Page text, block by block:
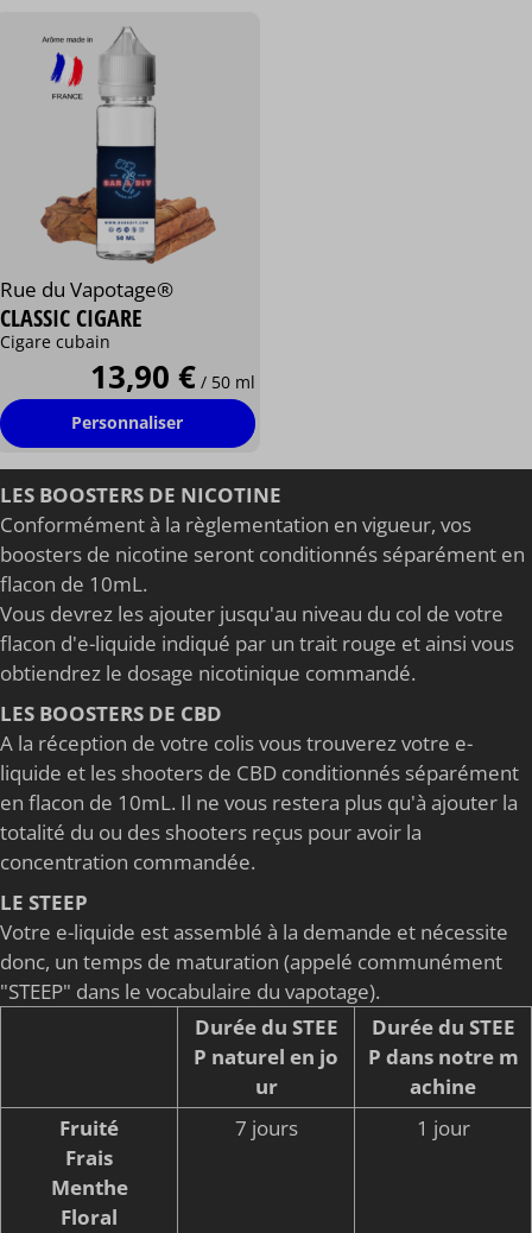
Rue du Vapotage®
CLASSIC CIGARE
Cigare cubain
13,90 € / 50 ml
Personnaliser
LES BOOSTERS DE NICOTINE
Conformément à la règlementation en vigueur, vos
boosters de nicotine seront conditionnés séparément en
flacon de 10mL.
Vous devrez les ajouter jusqu'au niveau du col de votre
flacon d'e-liquide indiqué par un trait rouge et ainsi vous
obtiendrez le dosage nicotinique commandé.
LES BOOSTERS DE CBD
A la réception de votre colis vous trouverez votre e-
liquide et les shooters de CBD conditionnés séparément
en flacon de 10mL. Il ne vous restera plus qu'à ajouter la
totalité du ou des shooters reçus pour avoir la
concentration commandée.
LE STEEP
Votre e-liquide est assemblé à la demande et nécessite
donc, un temps de maturation (appelé communément
"STEEP" dans le vocabulaire du vapotage).
Durée du STEE
P naturel en jo
ur
Durée du STEE
P dans notre m
achine
Fruité
Frais
Menthe
Floral
7 jours 1 jour